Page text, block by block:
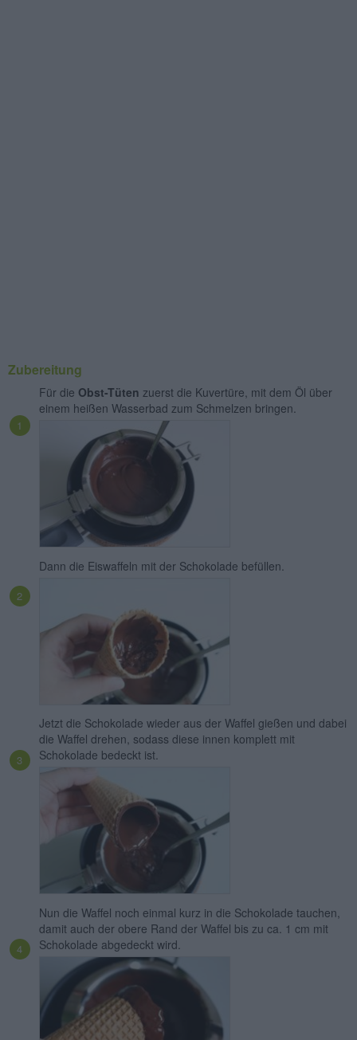
Zubereitung
Für die Obst-Tüten zuerst die Kuvertüre, mit dem Öl über
einem heißen Wasserbad zum Schmelzen bringen.
Dann die Eiswaffeln mit der Schokolade befüllen.
Jetzt die Schokolade wieder aus der Waffel gießen und dabei
die Waffel drehen, sodass diese innen komplett mit
Schokolade bedeckt ist.
Nun die Waffel noch einmal kurz in die Schokolade tauchen,
damit auch der obere Rand der Waffel bis zu ca. 1 cm mit
Schokolade abgedeckt wird.